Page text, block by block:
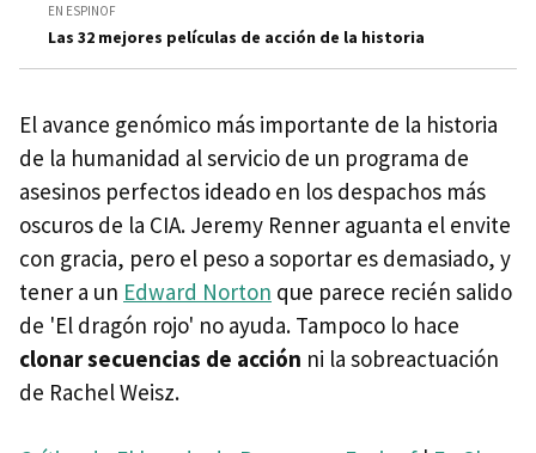
EN ESPINOF
Las 32 mejores películas de acción de la historia
El avance genómico más importante de la historia
de la humanidad al servicio de un programa de
asesinos perfectos ideado en los despachos más
oscuros de la CIA. Jeremy Renner aguanta el envite
con gracia, pero el peso a soportar es demasiado, y
tener a un Edward Norton que parece recién salido
de 'El dragón rojo' no ayuda. Tampoco lo hace
clonar secuencias de acción ni la sobreactuación
de Rachel Weisz.